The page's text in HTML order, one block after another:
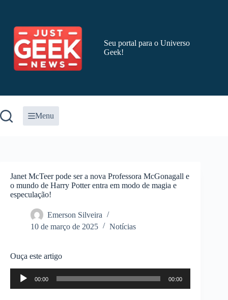
conteúdo
Seu portal para o Universo
Geek!
Menu
Janet McTeer pode ser a nova Professora McGonagall e
o mundo de Harry Potter entra em modo de magia e
especulação!
Emerson Silveira
10 de março de 2025
Notícias
Ouça este artigo
Tocador
áudio
00:00 00:00